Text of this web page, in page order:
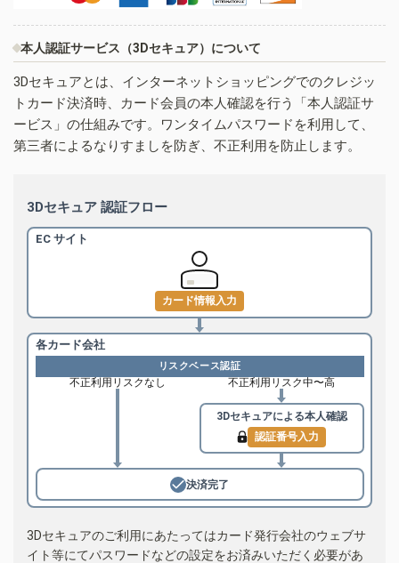
本人認証サービス（3Dセキュア）について
3Dセキュアとは、インターネットショッピングでのクレジッ
トカード決済時、カード会員の本人確認を行う「本人認証サ
ービス」の仕組みです。ワンタイムパスワードを利用して、
第三者によるなりすましを防ぎ、不正利用を防止します。
3Dセキュア 認証フロー
EC サイト
カード情報入力
各カード会社
リスクベース認証
不正利用リスクなし 不正利用リスク中〜高
3Dセキュアによる本人確認
認証番号入力
決済完了
3Dセキュアのご利用にあたってはカード発行会社のウェブサ
イト等にてパスワードなどの設定をお済みいただく必要があ